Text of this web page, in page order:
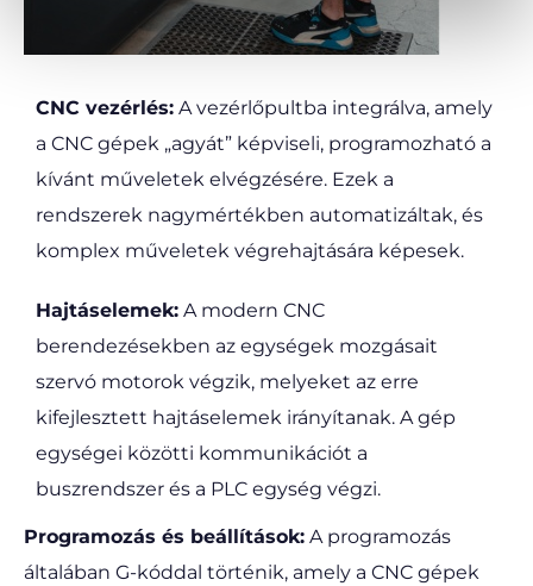
CNC vezérlés: A vezérlőpultba integrálva, amely
a CNC gépek „agyát” képviseli, programozható a
kívánt műveletek elvégzésére. Ezek a
rendszerek nagymértékben automatizáltak, és
komplex műveletek végrehajtására képesek.
Hajtáselemek: A modern CNC
berendezésekben az egységek mozgásait
szervó motorok végzik, melyeket az erre
kifejlesztett hajtáselemek irányítanak. A gép
egységei közötti kommunikációt a
buszrendszer és a PLC egység végzi.
Programozás és beállítások: A programozás
általában G-kóddal történik, amely a CNC gépek